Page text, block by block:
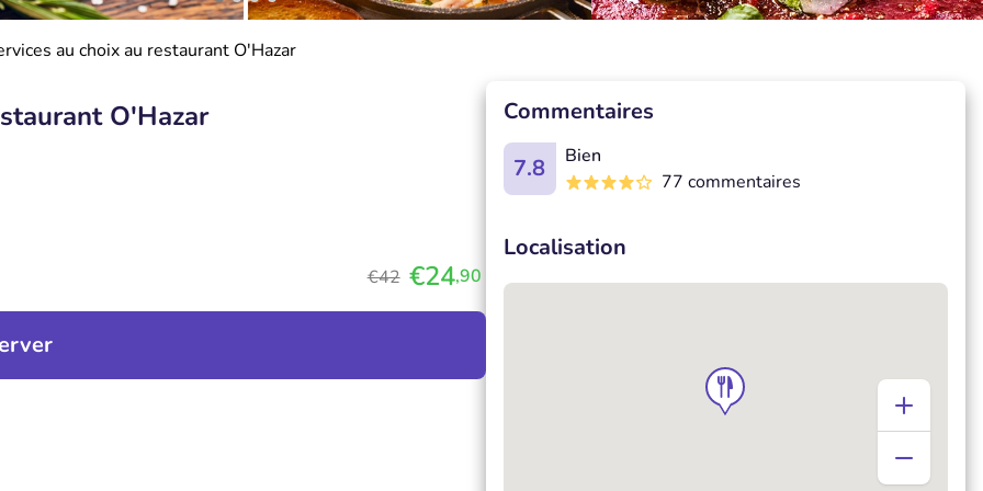
au choix au restaurant O'Hazar
O'Hazar
€42 €24,90
Commentaires
7.8
Bien
77 commentaires
Localisation